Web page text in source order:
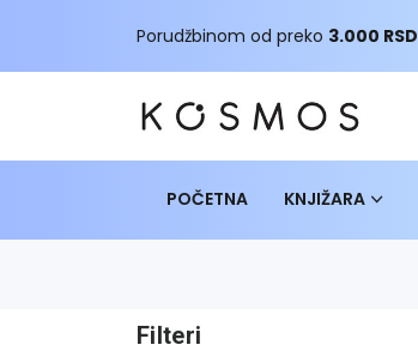
Porudžbinom od preko 3.000 RSD
POČETNA KNJIŽARA
Filteri